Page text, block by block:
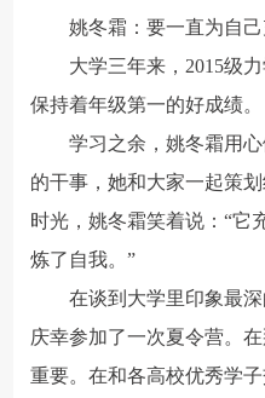
姚冬霜：要一直为自
大学三年来，2015级
保持着年级第一的好成绩。
学习之余，姚冬霜用
的干事，她和大家一起策
时光，姚冬霜笑着说：“它
炼了自我。”
在谈到大学里印象最
庆幸参加了一次夏令营。
重要。在和各高校优秀学